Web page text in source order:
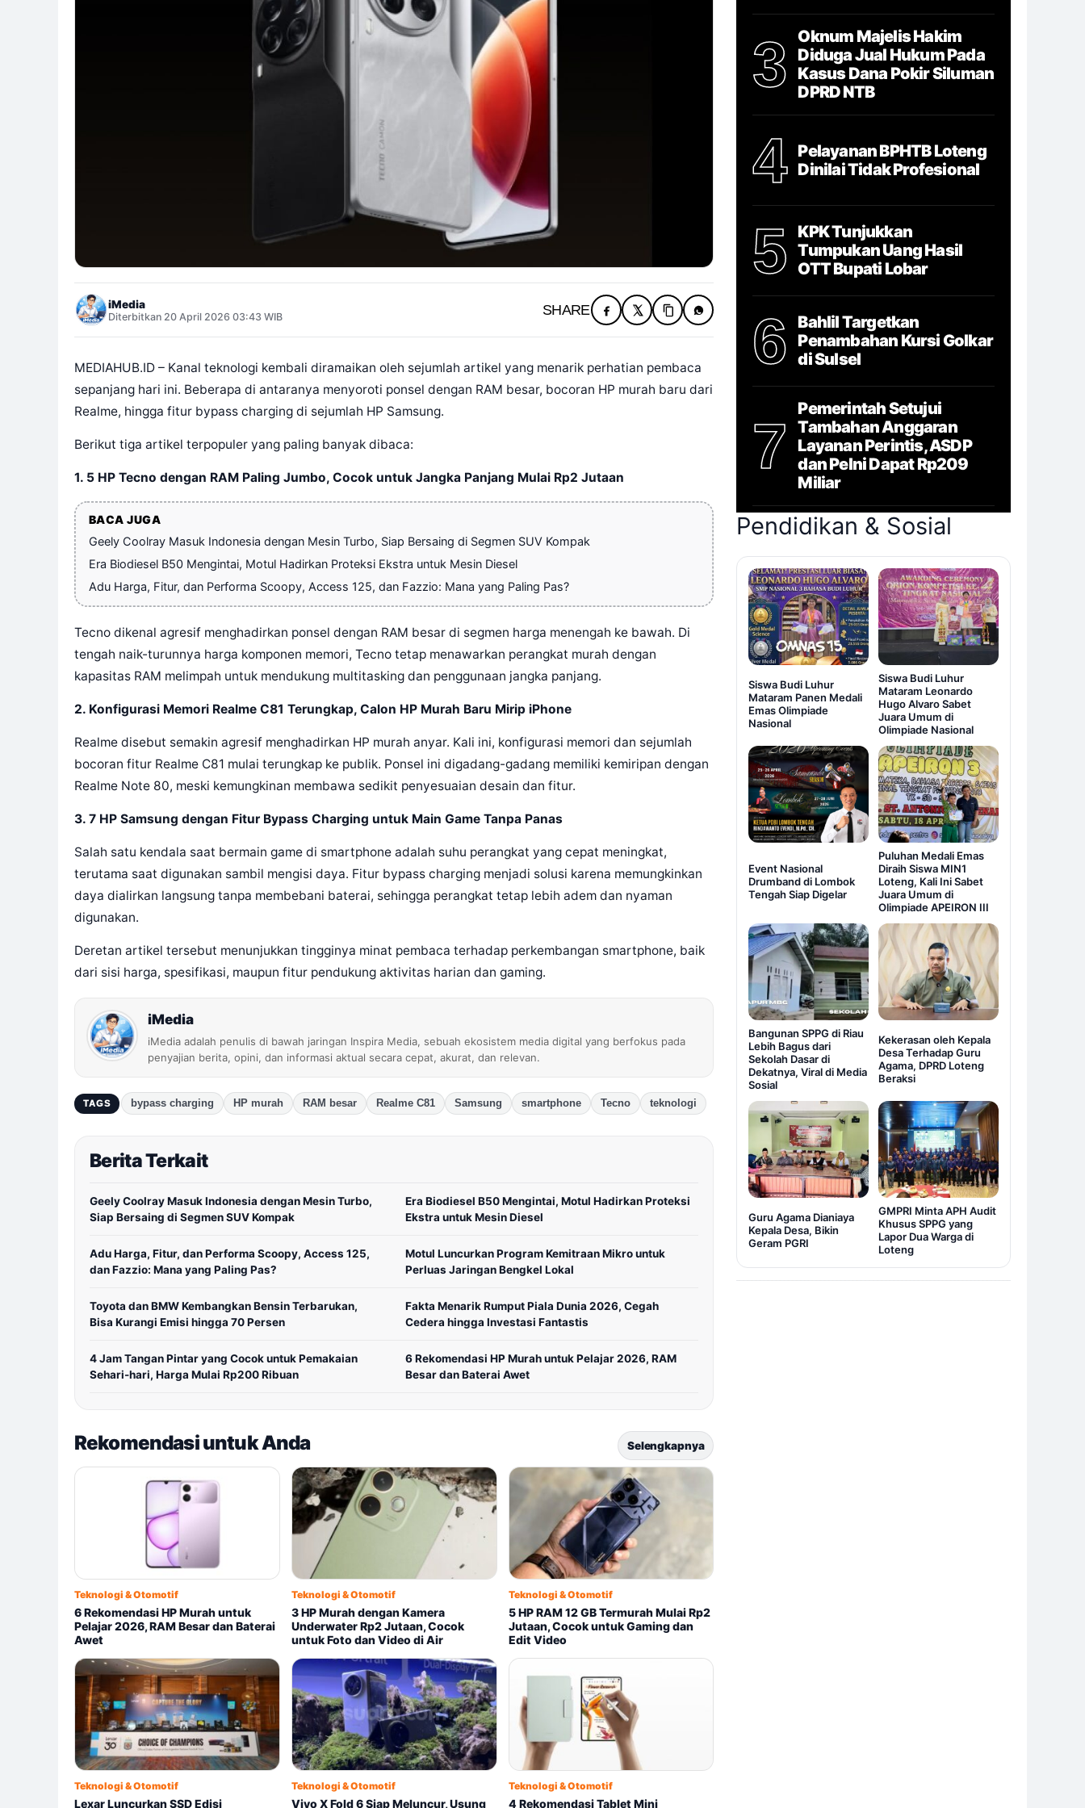
iMedia
Diterbitkan 20 April 2026 03:43 WIB SHARE
MEDIAHUB.ID – Kanal teknologi kembali diramaikan oleh sejumlah artikel yang menarik perhatian pembaca
sepanjang hari ini. Beberapa di antaranya menyoroti ponsel dengan RAM besar, bocoran HP murah baru dari
Realme, hingga fitur bypass charging di sejumlah HP Samsung.
Berikut tiga artikel terpopuler yang paling banyak dibaca:
1. 5 HP Tecno dengan RAM Paling Jumbo, Cocok untuk Jangka Panjang Mulai Rp2 Jutaan
BACA JUGA
Geely Coolray Masuk Indonesia dengan Mesin Turbo, Siap Bersaing di Segmen SUV Kompak
Era Biodiesel B50 Mengintai, Motul Hadirkan Proteksi Ekstra untuk Mesin Diesel
Adu Harga, Fitur, dan Performa Scoopy, Access 125, dan Fazzio: Mana yang Paling Pas?
Tecno dikenal agresif menghadirkan ponsel dengan RAM besar di segmen harga menengah ke bawah. Di
tengah naik-turunnya harga komponen memori, Tecno tetap menawarkan perangkat murah dengan
kapasitas RAM melimpah untuk mendukung multitasking dan penggunaan jangka panjang.
2. Konfigurasi Memori Realme C81 Terungkap, Calon HP Murah Baru Mirip iPhone
Realme disebut semakin agresif menghadirkan HP murah anyar. Kali ini, konfigurasi memori dan sejumlah
bocoran fitur Realme C81 mulai terungkap ke publik. Ponsel ini digadang-gadang memiliki kemiripan dengan
Realme Note 80, meski kemungkinan membawa sedikit penyesuaian desain dan fitur.
3. 7 HP Samsung dengan Fitur Bypass Charging untuk Main Game Tanpa Panas
Salah satu kendala saat bermain game di smartphone adalah suhu perangkat yang cepat meningkat,
terutama saat digunakan sambil mengisi daya. Fitur bypass charging menjadi solusi karena memungkinkan
daya dialirkan langsung tanpa membebani baterai, sehingga perangkat tetap lebih adem dan nyaman
digunakan.
Deretan artikel tersebut menunjukkan tingginya minat pembaca terhadap perkembangan smartphone, baik
dari sisi harga, spesifikasi, maupun fitur pendukung aktivitas harian dan gaming.
iMedia
iMedia adalah penulis di bawah jaringan Inspira Media, sebuah ekosistem media digital yang berfokus pada
penyajian berita, opini, dan informasi aktual secara cepat, akurat, dan relevan.
TAGS bypass charging HP murah RAM besar Realme C81 Samsung smartphone Tecno teknologi
Berita Terkait
Geely Coolray Masuk Indonesia dengan Mesin Turbo,
Siap Bersaing di Segmen SUV Kompak
Era Biodiesel B50 Mengintai, Motul Hadirkan Proteksi
Ekstra untuk Mesin Diesel
Adu Harga, Fitur, dan Performa Scoopy, Access 125,
dan Fazzio: Mana yang Paling Pas?
Motul Luncurkan Program Kemitraan Mikro untuk
Perluas Jaringan Bengkel Lokal
Toyota dan BMW Kembangkan Bensin Terbarukan,
Bisa Kurangi Emisi hingga 70 Persen
Fakta Menarik Rumput Piala Dunia 2026, Cegah
Cedera hingga Investasi Fantastis
4 Jam Tangan Pintar yang Cocok untuk Pemakaian
Sehari-hari, Harga Mulai Rp200 Ribuan
6 Rekomendasi HP Murah untuk Pelajar 2026, RAM
Besar dan Baterai Awet
Rekomendasi untuk Anda Selengkapnya
Teknologi & Otomotif
6 Rekomendasi HP Murah untuk
Pelajar 2026, RAM Besar dan Baterai
Awet
Teknologi & Otomotif
3 HP Murah dengan Kamera
Underwater Rp2 Jutaan, Cocok
untuk Foto dan Video di Air
Teknologi & Otomotif
5 HP RAM 12 GB Termurah Mulai Rp2
Jutaan, Cocok untuk Gaming dan
Edit Video
Teknologi & Otomotif
Lexar Luncurkan SSD Edisi
Teknologi & Otomotif
Vivo X Fold 6 Siap Meluncur, Usung
Teknologi & Otomotif
4 Rekomendasi Tablet Mini
3
Oknum Majelis Hakim
Diduga Jual Hukum Pada
Kasus Dana Pokir Siluman
DPRD NTB
4
Pelayanan BPHTB Loteng
Dinilai Tidak Profesional
5
KPK Tunjukkan
Tumpukan Uang Hasil
OTT Bupati Lobar
6
Bahlil Targetkan
Penambahan Kursi Golkar
di Sulsel
7
Pemerintah Setujui
Tambahan Anggaran
Layanan Perintis, ASDP
dan Pelni Dapat Rp209
Miliar
Pendidikan & Sosial
Siswa Budi Luhur
Mataram Panen Medali
Emas Olimpiade
Nasional
Siswa Budi Luhur
Mataram Leonardo
Hugo Alvaro Sabet
Juara Umum di
Olimpiade Nasional
Event Nasional
Drumband di Lombok
Tengah Siap Digelar
Puluhan Medali Emas
Diraih Siswa MIN1
Loteng, Kali Ini Sabet
Juara Umum di
Olimpiade APEIRON III
Bangunan SPPG di Riau
Lebih Bagus dari
Sekolah Dasar di
Dekatnya, Viral di Media
Sosial
Kekerasan oleh Kepala
Desa Terhadap Guru
Agama, DPRD Loteng
Beraksi
Guru Agama Dianiaya
Kepala Desa, Bikin
Geram PGRI
GMPRI Minta APH Audit
Khusus SPPG yang
Lapor Dua Warga di
Loteng